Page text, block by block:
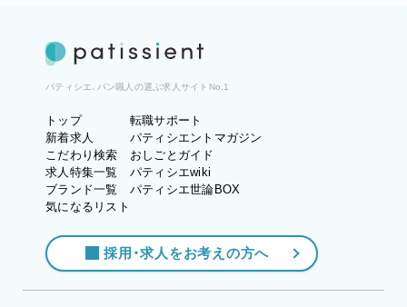
パティシエ、パン職人の選ぶ求人サイトNo.1
トップ
新着求人
こだわり検索
求人特集一覧
ブランド一覧
気になるリスト
転職サポート
パティシエントマガジン
おしごとガイド
パティシエwiki
パティシエ世論BOX
採用・求人をお考えの方へ